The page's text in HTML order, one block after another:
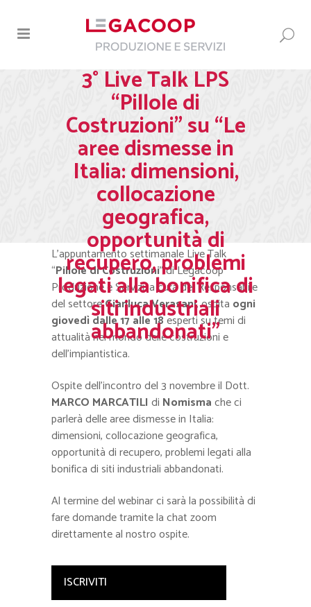
3° Live Talk LPS
“Pillole di
Costruzioni” su “Le
aree dismesse in
Italia: dimensioni,
collocazione
geografica,
opportunità di
recupero, problemi
legati alla bonifica di
siti industriali
abbandonati”
L’appuntamento settimanale Live Talk
“Pillole di Costruzioni” di Legacoop
Produzione e Servizi, a cura del Responsabile
del settoreGianluca Verasani, ospita ogni
giovedì dalle 17 alle 18esperti su temi di
attualità nel mondo delle costruzioni e
dell’impiantistica.
Ospite dell’incontro del 3 novembre il Dott.
MARCO MARCATILI di Nomismache ci
parlerà delle aree dismesse in Italia:
dimensioni, collocazione geografica,
opportunità di recupero, problemi legati alla
bonifica di siti industriali abbandonati.
Al termine del webinar ci sarà la possibilità di
fare domande tramite la chat zoom
direttamente al nostro ospite.
ISCRIVITI